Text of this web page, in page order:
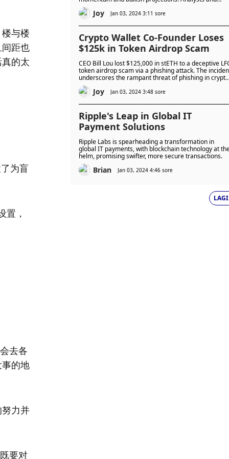
与楼
距也
的太
为盲
置，
去各
的地
力并
要对
patterns foresee a significant upward trajectory,
fostering anticipation for Polygon's continued ascent.
Joy Jan 03, 2024 3:11 sore
Crypto Wallet Co-Founder Loses
$125k in Token Airdrop Scam
CEO Bill Lou lost $125,000 in stETH to a deceptive
token airdrop scam via a phishing attack. The
underscores the rampant threat of phishing in
urging users to stay vigilant and verify sources for
secure transactions.
Joy Jan 03, 2024 3:48 sore
Ripple's Leap in Global IT
Payment Solutions
Ripple Labs is spearheading a transformation in
global IT payments, with blockchain technology at
helm, promising swifter, more secure transactions.
Brian Jan 03, 2024 4:46 sore
LAGI